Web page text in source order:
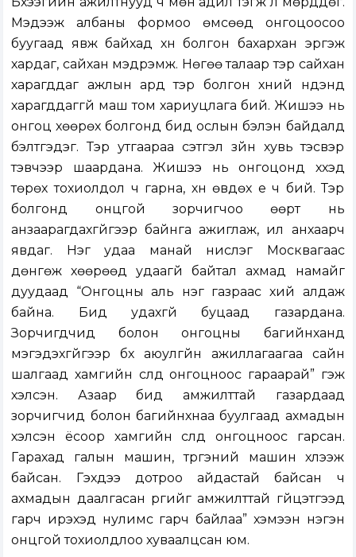
Мэдээж албаны формоо өмсөөд онгоцоосоо
буугаад явж байхад хүн болгон бахархан эргэж
хардаг, сайхан мэдрэмж. Нөгөө талаар тэр сайхан
харагддаг ажлын ард тэр болгон хүний нүдэнд
харагддаггүй маш том хариуцлага бий. Жишээ нь
онгоц хөөрөх болгонд бид ослын бэлэн байдалд
бэлтгэдэг. Тэр утгаараа сэтгэл зүйн хувь тэсвэр
тэвчээр шаардана. Жишээ нь онгоцонд хүүхэд
төрөх тохиолдол ч гарна, хүн өвдөх үе ч бий. Тэр
болгонд онцгой зорчигчоо өөрт нь
анзаарагдахгүйгээр байнга ажиглаж, илүү анхаарч
явдаг. Нэг удаа манай нислэг Москвагаас
дөнгөж хөөрөөд удаагүй байтал ахмад намайг
дуудаад “Онгоцны аль нэг газраас хий алдаж
байна. Бид удахгүй буцаад газардана.
Зорчигдчид болон онгоцны багийнханд
мэгэдэхгүйгээр бүх аюулгүйн ажиллагаагаа сайн
шалгаад хамгийн сүүлд онгоцноос гараарай” гэж
хэлсэн. Азаар бид амжилттай газардаад
зорчигчид болон багийнхнаа буулгаад ахмадын
хэлсэн ёсоор хамгийн сүүлд онгоцноос гарсан.
Гарахад галын машин, түргэний машин хүлээж
байсан. Гэхдээ дотроо айдастай байсан ч
ахмадын даалгасан үүргийг амжилттай гүйцэтгээд
гарч ирэхэд нулимс гарч байлаа” хэмээн нэгэн
онцгой тохиолдлоо хуваалцсан юм.